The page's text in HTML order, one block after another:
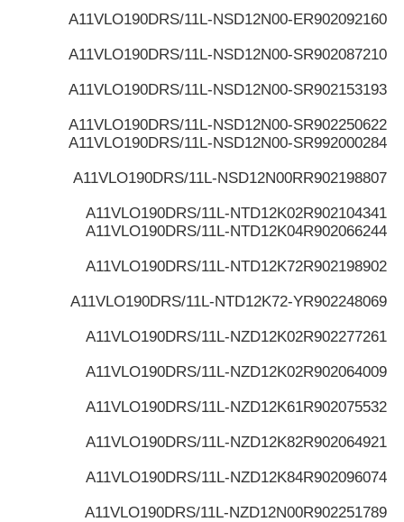
R902092160
A11VLO190DRS/11L-NSD12N00-E
R902087210
A11VLO190DRS/11L-NSD12N00-S
R902153193
A11VLO190DRS/11L-NSD12N00-S
R902250622
A11VLO190DRS/11L-NSD12N00-S
R992000284
A11VLO190DRS/11L-NSD12N00-S
R902198807
A11VLO190DRS/11L-NSD12N00R
R902104341
A11VLO190DRS/11L-NTD12K02
R902066244
A11VLO190DRS/11L-NTD12K04
R902198902
A11VLO190DRS/11L-NTD12K72
R902248069
A11VLO190DRS/11L-NTD12K72-Y
R902277261
A11VLO190DRS/11L-NZD12K02
R902064009
A11VLO190DRS/11L-NZD12K02
R902075532
A11VLO190DRS/11L-NZD12K61
R902064921
A11VLO190DRS/11L-NZD12K82
R902096074
A11VLO190DRS/11L-NZD12K84
R902251789
A11VLO190DRS/11L-NZD12N00